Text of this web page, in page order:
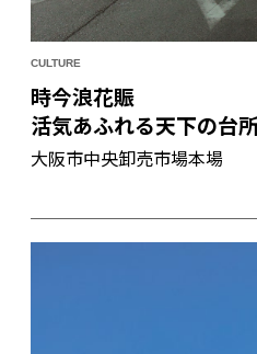
CULTURE
時今浪花賑
活気あふれる天下の台
大阪市中央卸売市場本場